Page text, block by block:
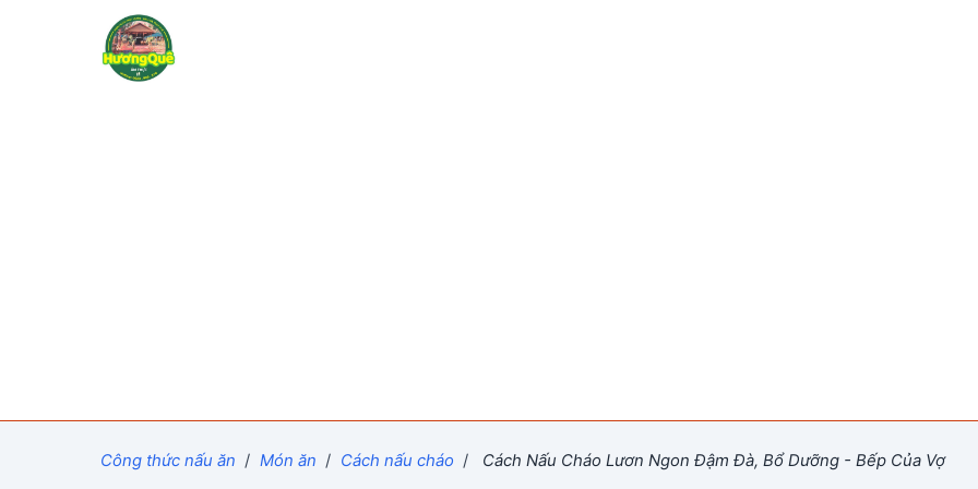
Công thức nấu ăn / Món ăn / Cách nấu cháo / Cách Nấu Cháo Lươn Ngon Đậm Đà, Bổ Dưỡng - Bếp Của Vợ